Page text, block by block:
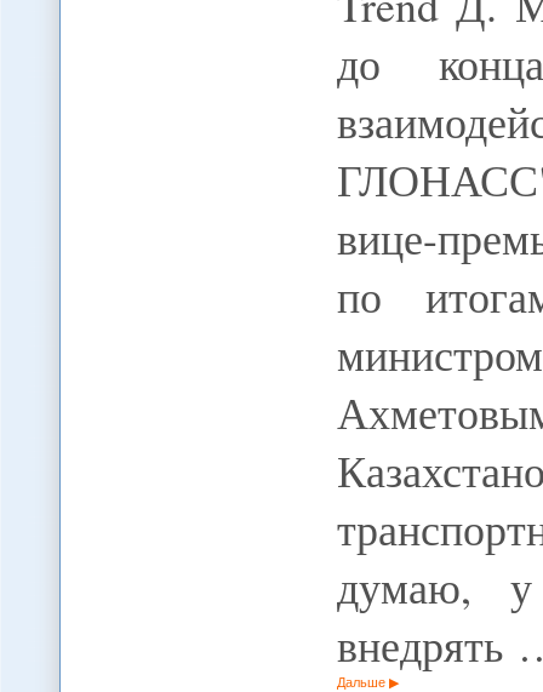
до
вице-
по
думаю,
внедрять
Дальше